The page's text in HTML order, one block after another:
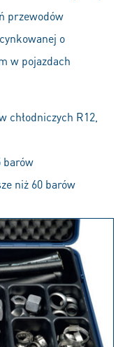
przewodów
o
w pojazdach
chłodniczych R12,
barów
niż 60 barów